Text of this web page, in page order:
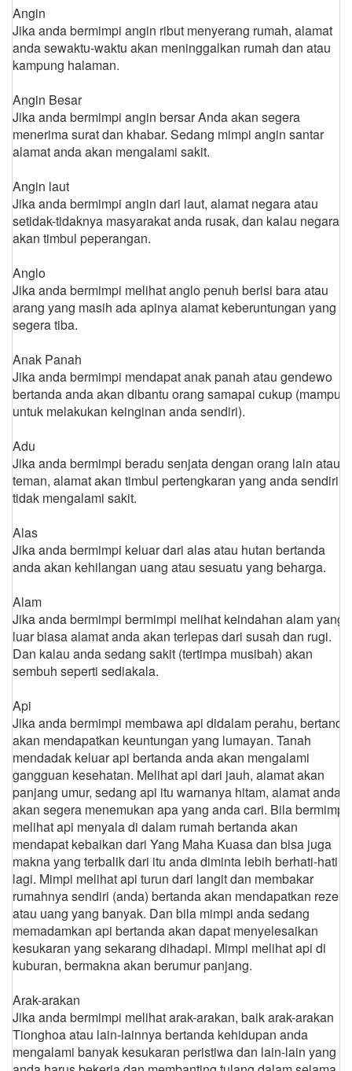
Angin
Jika anda bermimpi angin ribut menyerang rumah, alamat
anda sewaktu-waktu akan meninggalkan rumah dan atau
kampung halaman.
Angin Besar
Jika anda bermimpi angin bersar Anda akan segera
menerima surat dan khabar. Sedang mimpi angin santar
alamat anda akan mengalami sakit.
Angin laut
Jika anda bermimpi angin dari laut, alamat negara atau
setidak-tidaknya masyarakat anda rusak, dan kalau negara
akan timbul peperangan.
Anglo
Jika anda bermimpi melihat anglo penuh berisi bara atau
arang yang masih ada apinya alamat keberuntungan yang
segera tiba.
Anak Panah
Jika anda bermimpi mendapat anak panah atau gendewo
bertanda anda akan dibantu orang samapai cukup (mampu
untuk melakukan keinginan anda sendiri).
Adu
Jika anda bermimpi beradu senjata dengan orang lain atau
teman, alamat akan timbul pertengkaran yang anda sendiri
tidak mengalami sakit.
Alas
Jika anda bermimpi keluar dari alas atau hutan bertanda
anda akan kehilangan uang atau sesuatu yang beharga.
Alam
Jika anda bermimpi bermimpi melihat keindahan alam yang
luar biasa alamat anda akan terlepas dari susah dan rugi.
Dan kalau anda sedang sakit (tertimpa musibah) akan
sembuh seperti sediakala.
Api
Jika anda bermimpi membawa api didalam perahu, bertanda
akan mendapatkan keuntungan yang lumayan. Tanah
mendadak keluar api bertanda anda akan mengalami
gangguan kesehatan. Melihat api dari jauh, alamat akan
panjang umur, sedang api itu warnanya hitam, alamat anda
akan segera menemukan apa yang anda cari. Bila bermimpi
melihat api menyala di dalam rumah bertanda akan
mendapat kebaikan dari Yang Maha Kuasa dan bisa juga
makna yang terbalik dari itu anda diminta lebih berhati-hati
lagi. Mimpi melihat api turun dari langit dan membakar
rumahnya sendiri (anda) bertanda akan mendapatkan rezeki
atau uang yang banyak. Dan bila mimpi anda sedang
memadamkan api bertanda akan dapat menyelesaikan
kesukaran yang sekarang dihadapi. Mimpi melihat api di
kuburan, bermakna akan berumur panjang.
Arak-arakan
Jika anda bermimpi melihat arak-arakan, baik arak-arakan
Tionghoa atau lain-lainnya bertanda kehidupan anda
mengalami banyak kesukaran peristiwa dan lain-lain yang